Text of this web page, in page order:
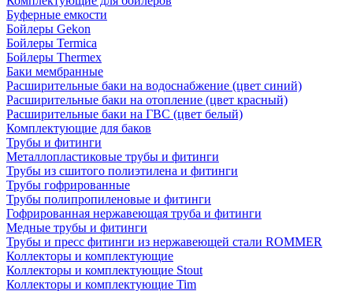
Буферные емкости
Бойлеры Gekon
Бойлеры Termica
Бойлеры Thermex
Баки мембранные
Расширительные баки на водоснабжение (цвет синий)
Расширительные баки на отопление (цвет красный)
Расширительные баки на ГВС (цвет белый)
Комплектующие для баков
Трубы и фитинги
Металлопластиковые трубы и фитинги
Трубы из сшитого полиэтилена и фитинги
Трубы гофрированные
Трубы полипропиленовые и фитинги
Гофрированная нержавеющая труба и фитинги
Медные трубы и фитинги
Трубы и пресс фитинги из нержавеющей стали ROMMER
Коллекторы и комплектующие
Коллекторы и комплектующие Stout
Коллекторы и комплектующие Tim